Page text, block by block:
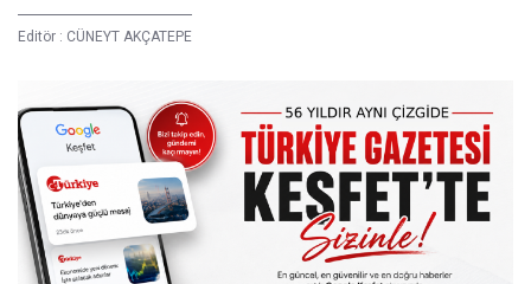
Editör : CÜNEYT AKÇATEPE